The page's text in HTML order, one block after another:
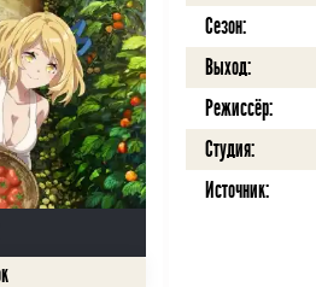
Сезон:
Выход:
Режиссёр:
Студия:
Источник: